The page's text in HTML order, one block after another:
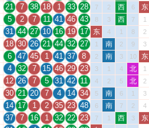
21 7 38 18 1 33 28 7 2 西 6 东
5 2 7 11 41 46 43 8 3 西 7 1
31 44 27 10 16 19 17 东 4 1 8 2
18 30 26 21 44 32 27 1 南 2 9 3
6 47 45 1 41 37 8 2 南 3 10 东
4 32 7 15 46 29 23 3 1 4 北 1
12 26 7 5 31 42 11 4 2 5 北 2
30 21 20 7 4 14 34 5 南 6 1 3
14 17 1 2 35 23 48 6 南 7 2 4
37 7 16 1 32 22 23 7 1 西 3 东